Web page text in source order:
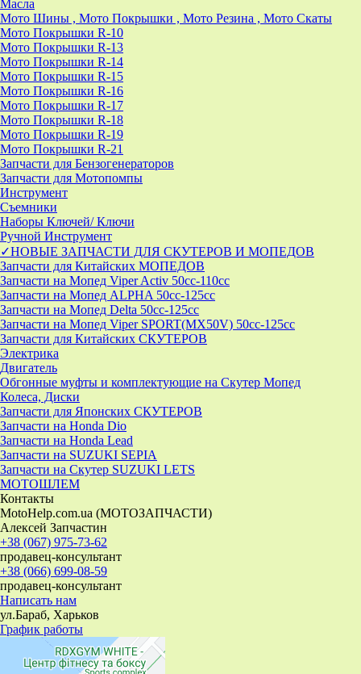
Масла
Мото Шины , Мото Покрышки , Мото Резина , Мото Скаты
Мото Покрышки R-10
Мото Покрышки R-13
Мото Покрышки R-14
Мото Покрышки R-15
Мото Покрышки R-16
Мото Покрышки R-17
Мото Покрышки R-18
Мото Покрышки R-19
Мото Покрышки R-21
Запчасти для Бензогенераторов
Запчасти для Мотопомпы
Инструмент
Съемники
Наборы Ключей/ Ключи
Ручной Инструмент
✓НОВЫЕ ЗАПЧАСТИ ДЛЯ СКУТЕРОВ И МОПЕДОВ
Запчасти для Китайских МОПЕДОВ
Запчасти на Мопед Viper Activ 50cc-110cc
Запчасти на Мопед ALPHA 50cc-125cc
Запчасти на Мопед Delta 50cc-125cc
Запчасти на Мопед Viper SPORT(MX50V) 50cc-125cc
Запчасти для Китайских СКУТЕРОВ
Электрика
Двигатель
Обгонные муфты и комплектующие на Скутер Мопед
Колеса, Диски
Запчасти для Японских СКУТЕРОВ
Запчасти на Honda Dio
Запчасти на Honda Lead
Запчасти на SUZUKI SEPIA
Запчасти на Скутер SUZUKI LETS
МОТОШЛЕМ
Контакты
MotoHelp.com.ua (МОТОЗАПЧАСТИ)
Алексей Запчастин
+38 (067) 975-73-62
продавец-консультант
+38 (066) 699-08-59
продавец-консультант
Написать нам
ул.Бараб, Харьков
График работы